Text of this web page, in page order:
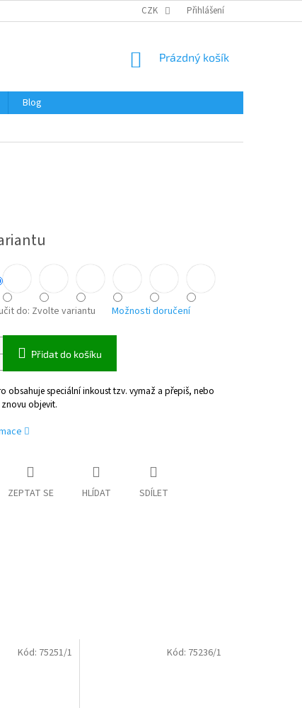
A NÁVODY OBCHODNÍ PODMÍNKY OCHRANA OSOBNÍCH
CZK Přihlášení
NÁKUPNÍ
Prázdný košík
Blog
do: Zvolte variantu Možnosti doručení
Přidat do košíku
obsahuje speciální inkoust tzv. vymaž a přepiš, nebo
objevit.
ZEPTAT SE HLÍDAT SDÍLET
Kód: 75251/1 Kód: 75236/1